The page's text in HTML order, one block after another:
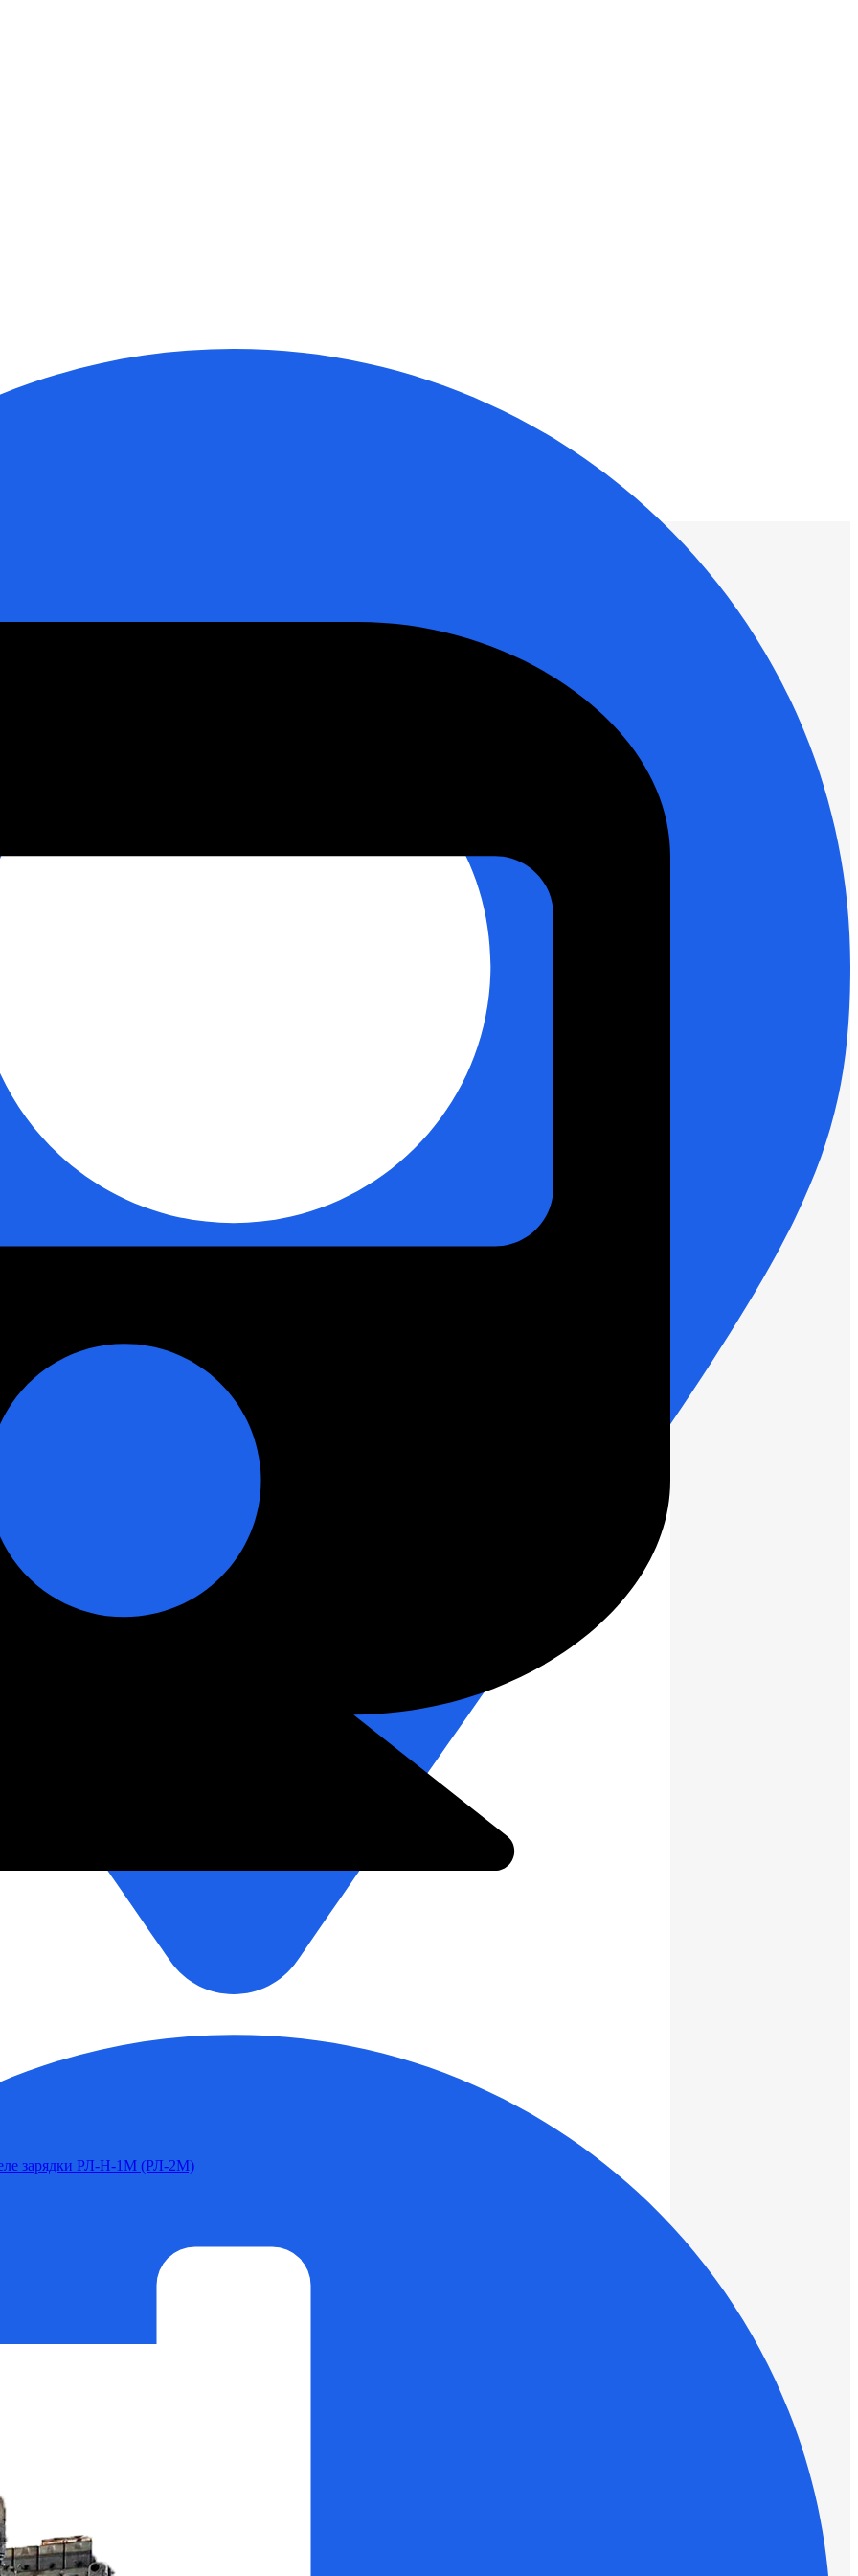
зарядки РЛ-Н-1М (РЛ-2М)